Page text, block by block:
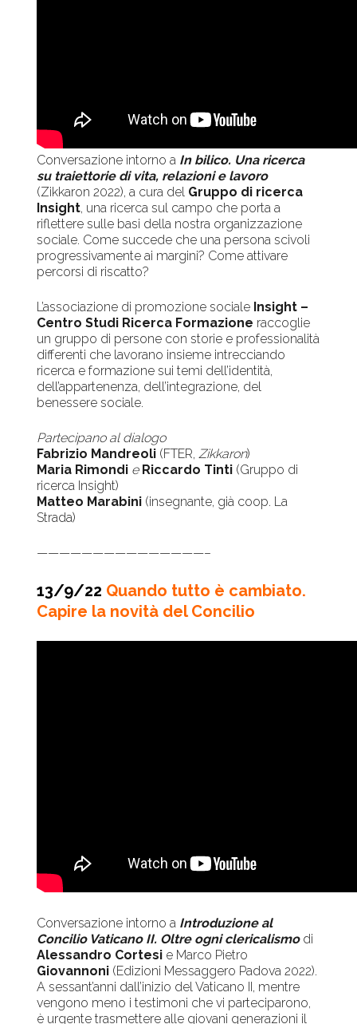
Conversazione intorno a In bilico. Una ricerca
su traiettorie di vita, relazioni e lavoro
(Zikkaron 2022), a cura del Gruppo di ricerca
Insight, una ricerca sul campo che porta a
riflettere sulle basi della nostra organizzazione
sociale. Come succede che una persona scivoli
progressivamente ai margini? Come attivare
percorsi di riscatto?
L’associazione di promozione sociale Insight –
Centro Studi Ricerca Formazione raccoglie
un gruppo di persone con storie e professionalità
differenti che lavorano insieme intrecciando
ricerca e formazione sui temi dell’identità,
dell’appartenenza, dell’integrazione, del
benessere sociale.
Partecipano al dialogo
Fabrizio Mandreoli (FTER,Zikkaron)
Maria Rimondi e Riccardo Tinti (Gruppo di
ricerca Insight)
Matteo Marabini (insegnante, già coop. La
Strada)
———————————————–
13/9/22 Quando tutto è cambiato.
Capire la novità del Concilio
Conversazione intorno a Introduzione al
Concilio Vaticano II. Oltre ogni clericalismodi
Alessandro Cortesi e Marco Pietro
Giovannoni (Edizioni Messaggero Padova 2022).
A sessant’anni dall’inizio del Vaticano II, mentre
vengono meno i testimoni che vi parteciparono,
è urgente trasmettere alle giovani generazioni il